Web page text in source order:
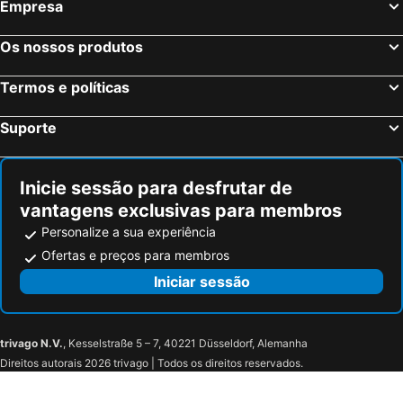
Milão, Lombardia Hotéis
Florença, Toscana Hotéis
Bolonha, Emília-Romanha Hotéis
Cagliari, Sardenha Hotéis
Empresa
Os nossos produtos
Termos e políticas
Suporte
Inicie sessão para desfrutar de
vantagens exclusivas para membros
Personalize a sua experiência
Ofertas e preços para membros
Iniciar sessão
trivago N.V., Kesselstraße 5 – 7, 40221 Düsseldorf, Alemanha
Direitos autorais 2026 trivago | Todos os direitos reservados.